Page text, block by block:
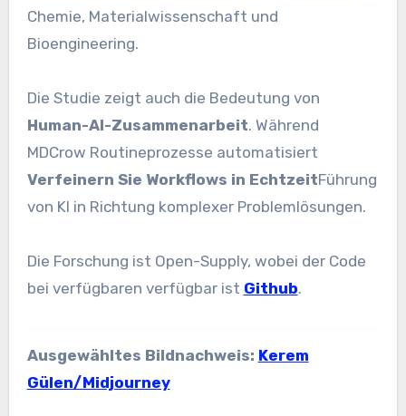
Chemie, Materialwissenschaft und
Bioengineering.
Die Studie zeigt auch die Bedeutung von
Human-AI-Zusammenarbeit. Während
MDCrow Routineprozesse automatisiert
Verfeinern Sie Workflows in EchtzeitFührung
von KI in Richtung komplexer Problemlösungen.
Die Forschung ist Open-Supply, wobei der Code
bei verfügbaren verfügbar ist Github.
Ausgewähltes Bildnachweis: Kerem
Gülen/Midjourney